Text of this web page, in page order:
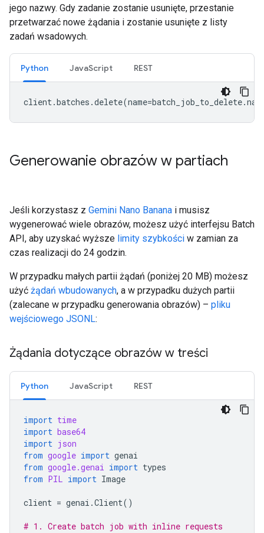
jego nazwy. Gdy zadanie zostanie usunięte, przestanie
przetwarzać nowe żądania i zostanie usunięte z listy
zadań wsadowych.
Python JavaScript REST
client.batches .delete(name=batch_job_to_delete.
Generowanie obrazów w partiach
Jeśli korzystasz z Gemini Nano Banana i musisz
wygenerować wiele obrazów, możesz użyć interfejsu Batch
API, aby uzyskać wyższe limity szybkości w zamian za
czas realizacji do 24 godzin.
W przypadku małych partii żądań (poniżej 20 MB) możesz
użyć żądań wbudowanych, a w przypadku dużych partii
(zalecane w przypadku generowania obrazów) – pliku
wejściowego JSONL:
Żądania dotyczące obrazów w treści
Python JavaScript REST
import time
import base64
import json
from google import genai
from google.genai import types
from PIL import Image
client = genai .Client()
# 1. Create batch job with inline requests